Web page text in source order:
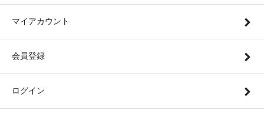
マイアカウント
会員登録
ログイン